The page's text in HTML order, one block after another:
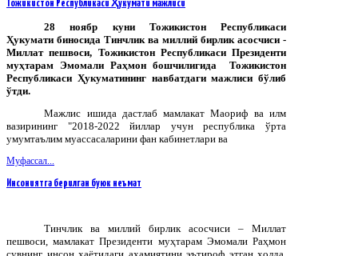
Тожикистон Республикаси Ҳукумати мажлиси
28 ноябр куни Тожикистон Республикаси
Ҳукумати биносида Тинчлик ва миллий бирлик асосчиси -
Миллат пешвоси, Тожикистон Республикаси Президенти
муҳтарам Эмомали Раҳмон бошчилигида Тожикистон
Республикаси Ҳукуматининг навбатдаги мажлиси бўлиб
ўтди.
Мажлис ишида дастлаб мамлакат Маориф ва илм
вазирининг "2018-2022 йиллар учун республика ўрта
умумтаълим муассасаларини фан кабинетлари ва
Муфассал...
Инсониятга берилган буюк неъмат
Тинчлик ва миллий бирлик асосчиси – Миллат
пешвоси, мамлакат Президенти муҳтарам Эмомали Раҳмон